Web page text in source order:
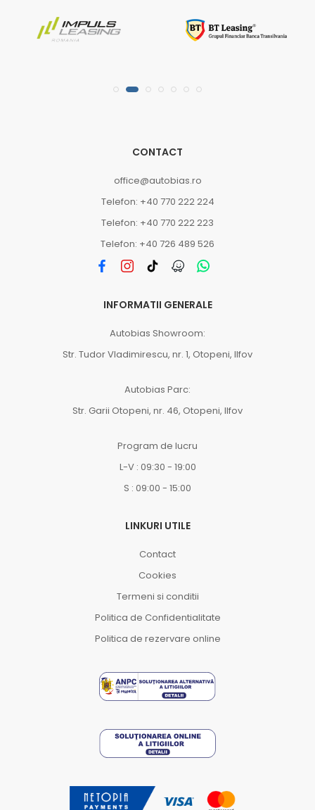
CONTACT
office@autobias.ro
Telefon: +40 770 222 224
Telefon: +40 770 222 223
Telefon: +40 726 489 526
INFORMATII GENERALE
Autobias Showroom:
Str. Tudor Vladimirescu, nr. 1, Otopeni, Ilfov
Autobias Parc:
Str. Garii Otopeni, nr. 46, Otopeni, Ilfov
Program de lucru
L-V : 09:30 - 19:00
S : 09:00 - 15:00
LINKURI UTILE
Contact
Cookies
Termeni si conditii
Politica de Confidentialitate
Politica de rezervare online